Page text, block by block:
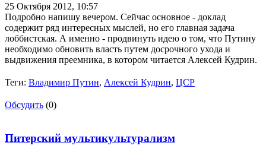
25 Октября 2012, 10:57
Подробно напишу вечером. Сейчас основное - доклад
содержит ряд интересных мыслей, но его главная задача
лоббистская. А именно - продвинуть идею о том, что Путину
необходимо обновить власть путем досрочного ухода и
выдвижения преемника, в котором читается Алексей Кудрин.
Теги: Владимир Путин, Алексей Кудрин, ЦСР
Обсудить (0)
Питерский мультикультурализм